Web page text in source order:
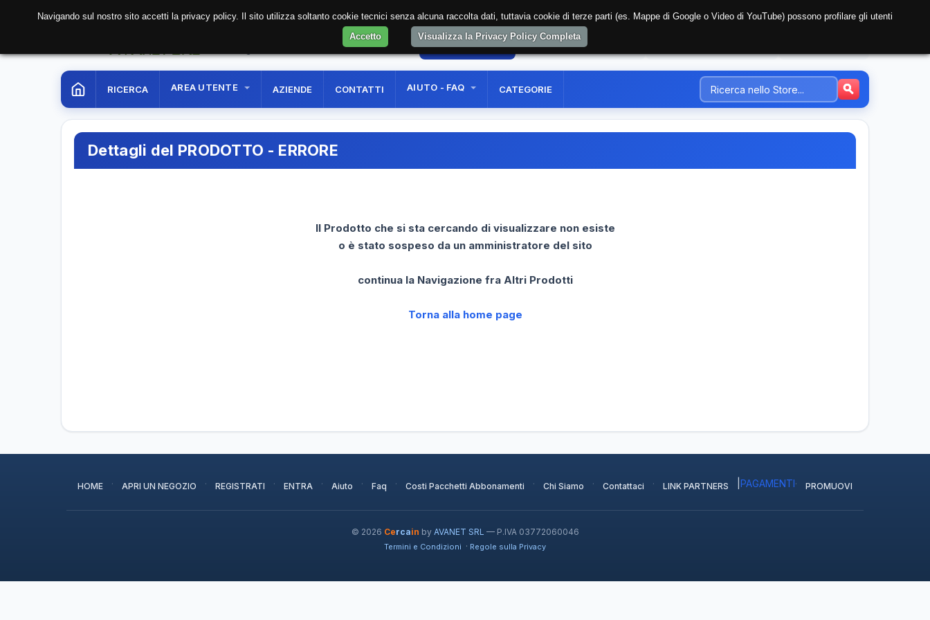
AREA RISERVATA REGISTRAZIONE UTENTE
RICERCA AREA UTENTE AZIENDE CONTATTI AIUTO - FAQ CATEGORIE
Dettagli del PRODOTTO - ERRORE
Il Prodotto che si sta cercando di visualizzare non esiste
o è stato sospeso da un amministratore del sito
continua la Navigazione fra Altri Prodotti
Torna alla home page
HOME · APRI UN NEGOZIO · REGISTRATI · ENTRA · Aiuto · Faq · Costi Pacchetti Abbonamenti · Chi Siamo · Contattaci · LINK PARTNERS PAGAMENTI· PROMUOVI
© 2026 Cercain by AVANET SRL — P.IVA 03772060046
Termini e Condizioni · Regole sulla Privacy
Navigando sul nostro sito accetti la privacy policy. Il sito utilizza soltanto cookie tecnici senza alcuna raccolta dati, tuttavia cookie di terze parti (es. Mappe di Google o Video di YouTube) possono profilare gli utenti
Accetto
Visualizza la Privacy Policy Completa